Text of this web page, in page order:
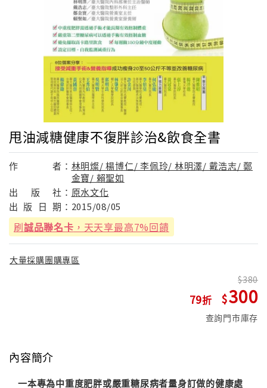
甩油減糖健康不復胖診治&飲食全書
作 者： 林明燦/ 楊博仁/ 李佩玲/ 林明澤/ 戴浩志/ 鄭
金寶/ 賴聖如
出
版 社： 原水文化
出 版 日 期： 2015/08/05
刷誠品聯名卡 ，天天享最高7%回饋
大量採購團購專區
79
380
300
查詢門市庫存
內容簡介
一本專為中重度肥胖或嚴重糖尿病者量身訂做的健康處